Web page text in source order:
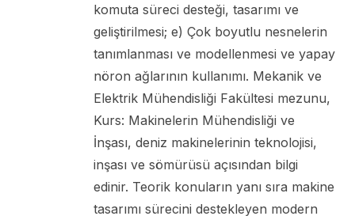
komuta süreci desteği, tasarımı ve
geliştirilmesi; e) Çok boyutlu nesnelerin
tanımlanması ve modellenmesi ve yapay
nöron ağlarının kullanımı. Mekanik ve
Elektrik Mühendisliği Fakültesi mezunu,
Kurs: Makinelerin Mühendisliği ve
İnşası, deniz makinelerinin teknolojisi,
inşası ve sömürüsü açısından bilgi
edinir. Teorik konuların yanı sıra makine
tasarımı sürecini destekleyen modern